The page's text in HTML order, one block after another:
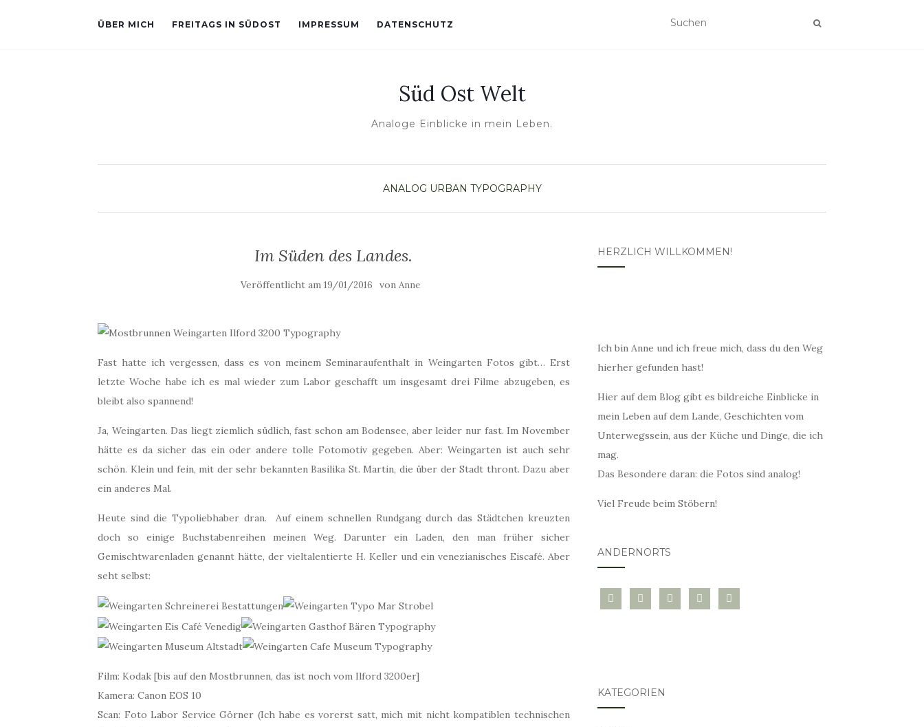
ÜBER MICH FREITAGS IN SÜDOST IMPRESSUM DATENSCHUTZ
Süd Ost Welt
Analoge Einblicke in mein Leben.
ANALOG URBAN TYPOGRAPHY
Im Süden des Landes.
Veröffentlicht am 19/01/2016 von Anne
Fast hatte ich vergessen, dass es von meinem Seminaraufenthalt in Weingarten Fotos gibt… Erst
letzte Woche habe ich es mal wieder zum Labor geschafft um insgesamt drei Filme abzugeben, es
bleibt also spannend!
Ja, Weingarten. Das liegt ziemlich südlich, fast schon am Bodensee, aber leider nur fast. Im November
hätte es da sicher das ein oder andere tolle Fotomotiv gegeben. Aber: Weingarten ist auch sehr
schön. Klein und fein, mit der sehr bekannten Basilika St. Martin, die über der Stadt thront. Dazu aber
ein anderes Mal.
Heute sind die Typoliebhaber dran. Auf einem schnellen Rundgang durch das Städtchen kreuzten
doch so einige Buchstabenreihen meinen Weg. Darunter ein Laden, den man früher sicher
Gemischtwarenladen genannt hätte, der vieltalentierte H. Keller und ein venezianisches Eiscafé. Aber
seht selbst:
Film: Kodak [bis auf den Mostbrunnen, das ist noch vom Ilford 3200er]
Kamera: Canon EOS 10
Scan: Foto Labor Service Görner (Ich habe es vorerst satt, mich mit nicht kompatiblen technischen
HERZLICH WILLKOMMEN!
Ich bin Anne und ich freue mich, dass du den Weg
hierher gefunden hast!
Hier auf dem Blog gibt es bildreiche Einblicke in
mein Leben auf dem Lande, Geschichten vom
Unterwegssein, aus der Küche und Dinge, die ich
mag.
Das Besondere daran: die Fotos sind analog!
Viel Freude beim Stöbern!
ANDERNORTS
bloglovininstagramtwitter pinterest
mail
KATEGORIEN